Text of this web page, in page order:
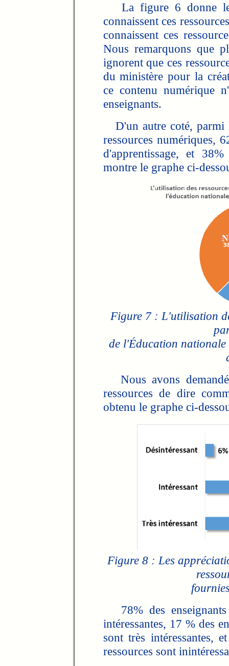
La figure 6 donne les
connaissent ces
connaissent ces
Nous remarquons que
ignorent que ces
du ministère pour la
ce contenu numérique
enseignants.
D'un autre coté, parmi
ressources numériques,
d'apprentissage, et
montre le graphe ci-
Figure 7 : L'utilisation
de l'Éducation
Nous avons
ressources de dire
obtenu le graphe ci-
Figure 8 : Les
78% des enseignants
intéressantes, 17 % des
sont très intéressantes,
ressources sont